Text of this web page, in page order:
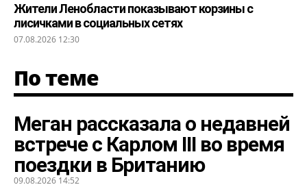
Жители Ленобласти показывают корзины с
лисичками в социальных сетях
07.08.2026 12:30
По теме
Меган рассказала о недавней
встрече с Карлом III во время
поездки в Британию
09.08.2026 14:52